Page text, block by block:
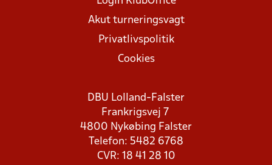
Akut turneringsvagt
Privatlivspolitik
Cookies
DBU Lolland-Falster
Frankrigsvej 7
4800 Nykøbing Falster
Telefon: 5482 6768
CVR: 18 41 28 10